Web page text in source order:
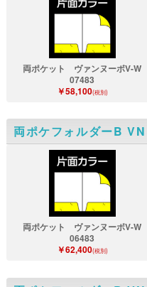
両ポケット ヴァンヌーボV-W
07483
￥58,100(税別)
両ポケフォルダーB VN
両ポケット ヴァンヌーボV-W
06483
￥62,400(税別)